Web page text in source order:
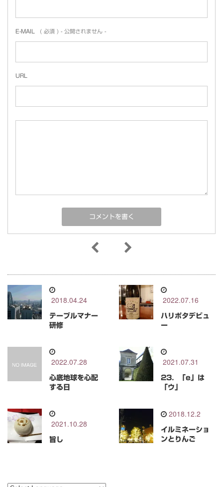
E-MAIL ( 必須 ) - 公開されません -
URL
2018.04.24
テーブルマナー
研修
2022.07.16
ハリポタデビュ
ー
2022.07.28
心底地球を心配
する日
2021.07.31
23．「e」は
「ウ」
2021.10.28
旨し
2018.12.2
イルミネーショ
ンとりんご